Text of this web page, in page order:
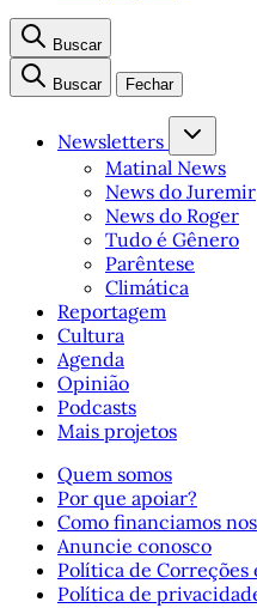
Buscar
Buscar Fechar
Newsletters
Matinal News
News do Juremir
News do Roger
Tudo é Gênero
Parêntese
Climática
Reportagem
Cultura
Agenda
Opinião
Podcasts
Mais projetos
Quem somos
Por que apoiar?
Como financiamos
Anuncie conosco
Política de Correções
Política de